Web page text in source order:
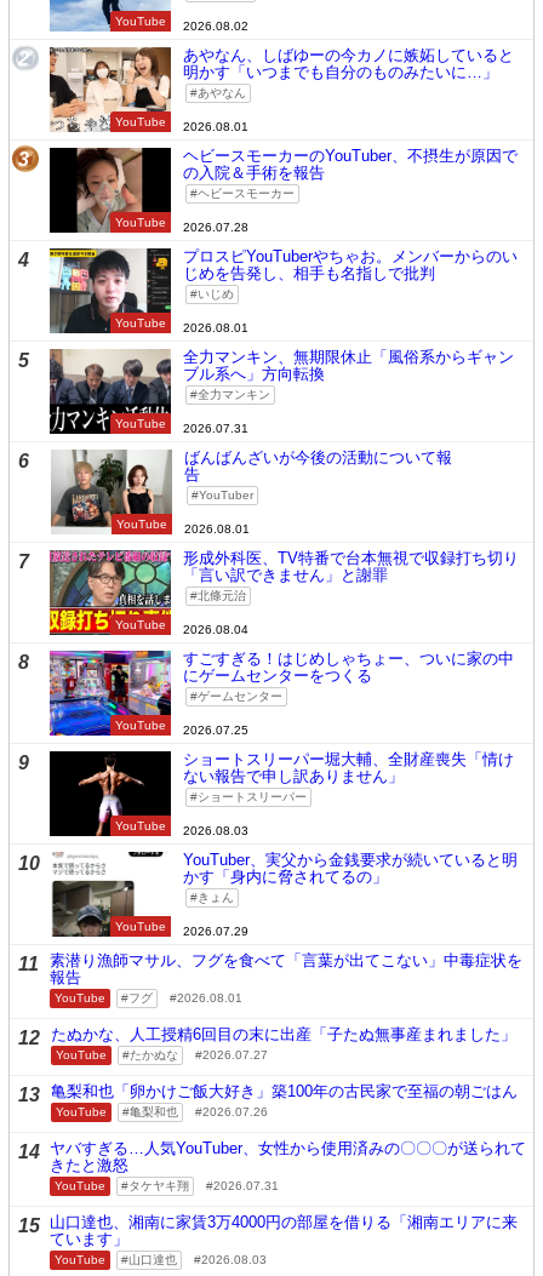
YouTube 2026.08.02
2
YouTube
あやなん、しばゆーの今カノに嫉妬していると
明かす「いつまでも自分のものみたいに…」
あやなん
2026.08.01
3
YouTube
ヘビースモーカーのYouTuber、不摂生が原因で
の入院＆手術を報告
ヘビースモーカー
2026.07.28
4
YouTube
プロスピYouTuberやちゃお。メンバーからのい
じめを告発し、相手も名指しで批判
いじめ
2026.08.01
5
YouTube
全力マンキン、無期限休止「風俗系からギャン
ブル系へ」方向転換
全力マンキン
2026.07.31
6
YouTube
ばんばんざいが今後の活動について報
告
YouTuber
2026.08.01
7
YouTube
形成外科医、TV特番で台本無視で収録打ち切り
「言い訳できません」と謝罪
北條元治
2026.08.04
8
YouTube
すごすぎる！はじめしゃちょー、ついに家の中
にゲームセンターをつくる
ゲームセンター
2026.07.25
9
YouTube
ショートスリーパー堀大輔、全財産喪失「情け
ない報告で申し訳ありません」
ショートスリーパー
2026.08.03
10
YouTube
YouTuber、実父から金銭要求が続いていると明
かす「身内に脅されてるの」
きょん
2026.07.29
11
素潜り漁師マサル、フグを食べて「言葉が出てこない」中毒症状を
報告
YouTube フグ 2026.08.01
12 たぬかな、人工授精6回目の末に出産「子たぬ無事産まれました」
YouTube たかぬな 2026.07.27
13 亀梨和也「卵かけご飯大好き」築100年の古民家で至福の朝ごはん
YouTube 亀梨和也 2026.07.26
14 ヤバすぎる…人気YouTuber、女性から使用済みの〇〇〇が送られて
きたと激怒
YouTube タケヤキ翔 2026.07.31
15 山口達也、湘南に家賃3万4000円の部屋を借りる「湘南エリアに来
ています」
YouTube 山口達也 2026.08.03